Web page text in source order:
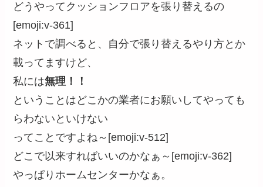
どうやってクッションフロアを張り替えるの
[emoji:v-361]
ネットで調べると、自分で張り替えるやり方とか
載ってますけど、
私には無理！！
ということはどこかの業者にお願いしてやっても
らわないといけない
ってことですよね～[emoji:v-512]
どこで以来すればいいのかなぁ～[emoji:v-362]
やっぱりホームセンターかなぁ。